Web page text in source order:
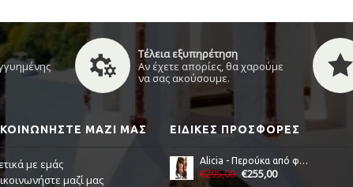
Τέλεια εξυπηρέτηση
Αν έχετε απορίες, θα χαρούμε
να σας ακούσουμε.
ΜΑΖΊ ΜΑΣ
με εμάς
μαζί μας
ΕΙΔΙΚΈΣ ΠΡΟΣΦΟΡΈΣ
Alicia - Περούκα από φυσική τρίχα
€295,00 €255,00